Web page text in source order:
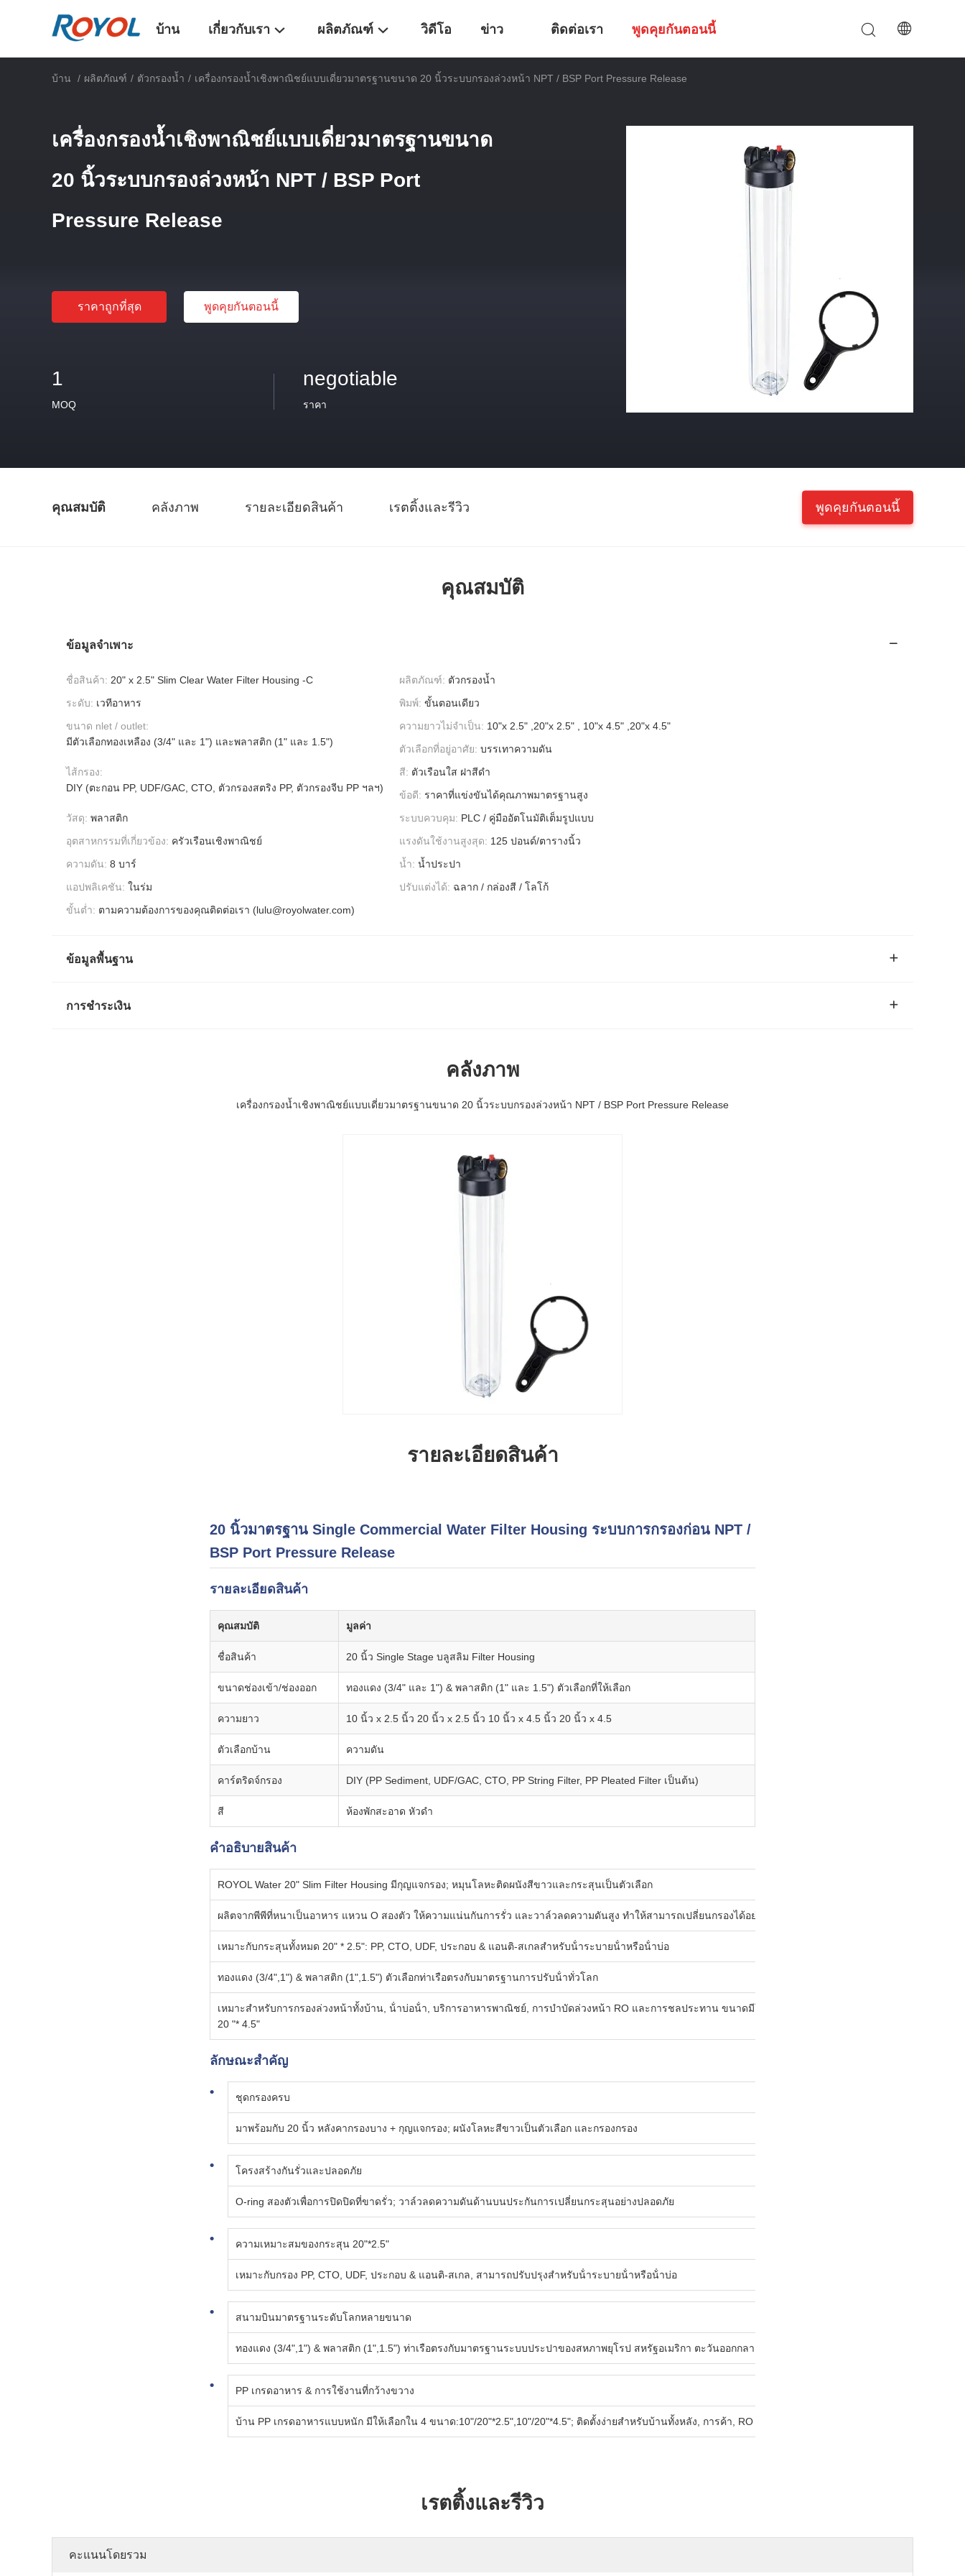
บ้าน เกี่ยวกับเรา ผลิตภัณฑ์ วิดีโอ ข่าว ติดต่อเรา พูดคุยกันตอนนี้
บ้าน / ผลิตภัณฑ์ / ตัวกรองน้ำ / เครื่องกรองน้ำเชิงพาณิชย์แบบเดี่ยวมาตรฐานขนาด 20 นิ้วระบบกรองล่วงหน้า NPT / BSP Port Pressure Release
เครื่องกรองน้ำเชิงพาณิชย์แบบเดี่ยวมาตรฐานขนาด
20 นิ้วระบบกรองล่วงหน้า NPT / BSP Port
Pressure Release
ราคาถูกที่สุด พูดคุยกันตอนนี้
1
MOQ
negotiable
ราคา
คุณสมบัติ คลังภาพ รายละเอียดสินค้า เรตติ้งและรีวิว พูดคุยกันตอนนี้
คุณสมบัติ
ข้อมูลจำเพาะ
ชื่อสินค้า: 20" x 2.5" Slim Clear Water Filter Housing -C ผลิตภัณฑ์: ตัวกรองน้ำ
ระดับ: เวทีอาหาร พิมพ์: ขั้นตอนเดียว
ขนาด nlet / outlet:
มีตัวเลือกทองเหลือง (3/4" และ 1") และพลาสติก (1" และ 1.5")
ความยาวไม่จำเป็น: 10"x 2.5" ,20"x 2.5" , 10"x 4.5" ,20"x 4.5"
ตัวเลือกที่อยู่อาศัย: บรรเทาความดัน
ไส้กรอง:
DIY (ตะกอน PP, UDF/GAC, CTO, ตัวกรองสตริง PP, ตัวกรองจีบ PP ฯลฯ)
สี: ตัวเรือนใส ฝาสีดำ
ข้อดี: ราคาที่แข่งขันได้คุณภาพมาตรฐานสูง
วัสดุ: พลาสติก ระบบควบคุม: PLC / คู่มืออัตโนมัติเต็มรูปแบบ
อุตสาหกรรมที่เกี่ยวข้อง: ครัวเรือนเชิงพาณิชย์ แรงดันใช้งานสูงสุด: 125 ปอนด์/ตารางนิ้ว
ความดัน: 8 บาร์ น้ำ: น้ำประปา
แอปพลิเคชัน: ในร่ม ปรับแต่งได้: ฉลาก / กล่องสี / โลโก้
ขั้นต่ำ: ตามความต้องการของคุณติดต่อเรา (lulu@royolwater.com)
ข้อมูลพื้นฐาน
การชำระเงิน
คลังภาพ
เครื่องกรองน้ำเชิงพาณิชย์แบบเดี่ยวมาตรฐานขนาด 20 นิ้วระบบกรองล่วงหน้า NPT / BSP Port Pressure Release
รายละเอียดสินค้า
20 นิ้วมาตรฐาน Single Commercial Water Filter Housing ระบบการกรองก่อน NPT /
BSP Port Pressure Release
รายละเอียดสินค้า
คุณสมบัติ มูลค่า
ชื่อสินค้า 20 นิ้ว Single Stage บลูสลิม Filter Housing
ขนาดช่องเข้า/ช่องออก ทองแดง (3/4" และ 1") & พลาสติก (1" และ 1.5") ตัวเลือกที่ให้เลือก
ความยาว 10 นิ้ว x 2.5 นิ้ว 20 นิ้ว x 2.5 นิ้ว 10 นิ้ว x 4.5 นิ้ว 20 นิ้ว x 4.5
ตัวเลือกบ้าน ความดัน
คาร์ตริดจ์กรอง DIY (PP Sediment, UDF/GAC, CTO, PP String Filter, PP Pleated Filter เป็นต้น)
สี ห้องพักสะอาด หัวดํา
คําอธิบายสินค้า
ROYOL Water 20" Slim Filter Housing มีกุญแจกรอง; หมุนโลหะติดผนังสีขาวและกระสุนเป็นตัวเลือก
ผลิตจากพีพีที่หนาเป็นอาหาร แหวน O สองตัว ให้ความแน่นกันการรั่ว และวาล์วลดความดันสูง ทําให้สามารถเปลี่ยนกรองได้อย่างปลอดภัย
เหมาะกับกระสุนทั้งหมด 20" * 2.5": PP, CTO, UDF, ประกอบ & แอนติ-สเกลสําหรับน้ําระบายน้ําหรือน้ําบ่อ
ทองแดง (3/4",1") & พลาสติก (1",1.5") ตัวเลือกท่าเรือตรงกับมาตรฐานการปรับน้ําทั่วโลก
เหมาะสําหรับการกรองล่วงหน้าทั้งบ้าน, น้ําบ่อน้ํา, บริการอาหารพาณิชย์, การบําบัดล่วงหน้า RO และการชลประทาน ขนาดมีให้เลือก: 10 "* 2.5", 20 "* 2.5", 10 "* 4.5",
20 "* 4.5"
ลักษณะสําคัญ
ชุดกรองครบ
มาพร้อมกับ 20 นิ้ว หลังคากรองบาง + กุญแจกรอง; ผนังโลหะสีขาวเป็นตัวเลือก และกรองกรอง
โครงสร้างกันรั่วและปลอดภัย
O-ring สองตัวเพื่อการปิดปิดที่ขาดรั่ว; วาล์วลดความดันด้านบนประกันการเปลี่ยนกระสุนอย่างปลอดภัย
ความเหมาะสมของกระสุน 20"*2.5"
เหมาะกับกรอง PP, CTO, UDF, ประกอบ & แอนติ-สเกล, สามารถปรับปรุงสําหรับน้ําระบายน้ําหรือน้ําบ่อ
สนามบินมาตรฐานระดับโลกหลายขนาด
ทองแดง (3/4",1") & พลาสติก (1",1.5") ท่าเรือตรงกับมาตรฐานระบบประปาของสหภาพยุโรป สหรัฐอเมริกา ตะวันออกกลาง และเอเชียตะวันออกเฉียงใต้
PP เกรดอาหาร & การใช้งานที่กว้างขวาง
บ้าน PP เกรดอาหารแบบหนัก มีให้เลือกใน 4 ขนาด:10"/20"*2.5",10"/20"*4.5"; ติดตั้งง่ายสําหรับบ้านทั้งหลัง, การค้า, RO pre-filter & irrigation
เรตติ้งและรีวิว
คะแนนโดยรวม